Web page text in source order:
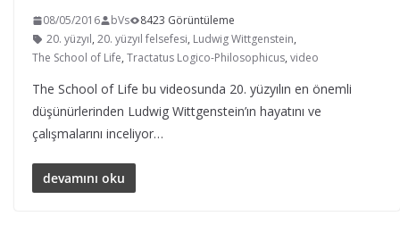
08/05/2016 bVs
8423 Görüntüleme
20. yüzyıl, 20. yüzyıl felsefesi, Ludwig Wittgenstein,
The School of Life, Tractatus Logico-Philosophicus, video
The School of Life bu videosunda 20. yüzyılın en önemli
düşünürlerinden Ludwig Wittgenstein’ın hayatını ve
çalışmalarını inceliyor…
devamını oku